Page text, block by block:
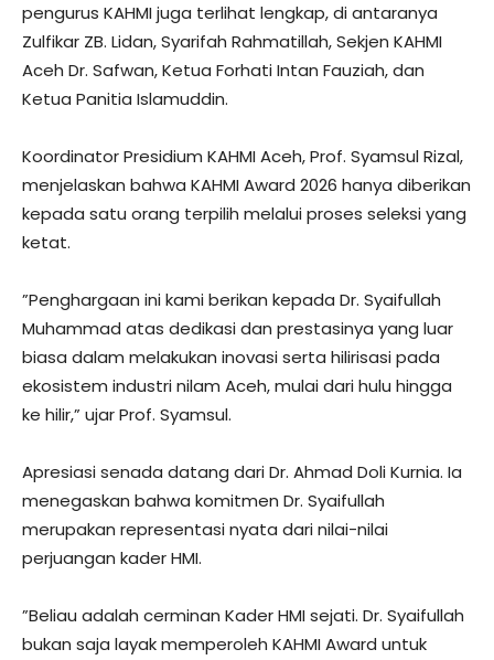
pengurus KAHMI juga terlihat lengkap, di antaranya
Zulfikar ZB. Lidan, Syarifah Rahmatillah, Sekjen KAHMI
Aceh Dr. Safwan, Ketua Forhati Intan Fauziah, dan
Ketua Panitia Islamuddin.
​Koordinator Presidium KAHMI Aceh, Prof. Syamsul Rizal,
menjelaskan bahwa KAHMI Award 2026 hanya diberikan
kepada satu orang terpilih melalui proses seleksi yang
ketat.
​”Penghargaan ini kami berikan kepada Dr. Syaifullah
Muhammad atas dedikasi dan prestasinya yang luar
biasa dalam melakukan inovasi serta hilirisasi pada
ekosistem industri nilam Aceh, mulai dari hulu hingga
ke hilir,” ujar Prof. Syamsul.
​Apresiasi senada datang dari Dr. Ahmad Doli Kurnia. Ia
menegaskan bahwa komitmen Dr. Syaifullah
merupakan representasi nyata dari nilai-nilai
perjuangan kader HMI.
​”Beliau adalah cerminan Kader HMI sejati. Dr. Syaifullah
bukan saja layak memperoleh KAHMI Award untuk